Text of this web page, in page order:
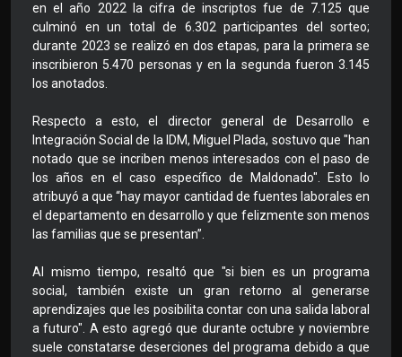
en el año 2022 la cifra de inscriptos fue de 7.125 que
culminó en un total de 6.302 participantes del sorteo;
durante 2023 se realizó en dos etapas, para la primera se
inscribieron 5.470 personas y en la segunda fueron 3.145
los anotados.
Respecto a esto, el director general de Desarrollo e
Integración Social de la IDM, Miguel Plada, sostuvo que "han
notado que se incriben menos interesados con el paso de
los años en el caso específico de Maldonado". Esto lo
atribuyó a que “hay mayor cantidad de fuentes laborales en
el departamento en desarrollo y que felizmente son menos
las familias que se presentan”.
Al mismo tiempo, resaltó que "si bien es un programa
social, también existe un gran retorno al generarse
aprendizajes que les posibilita contar con una salida laboral
a futuro". A esto agregó que durante octubre y noviembre
suele constatarse deserciones del programa debido a que